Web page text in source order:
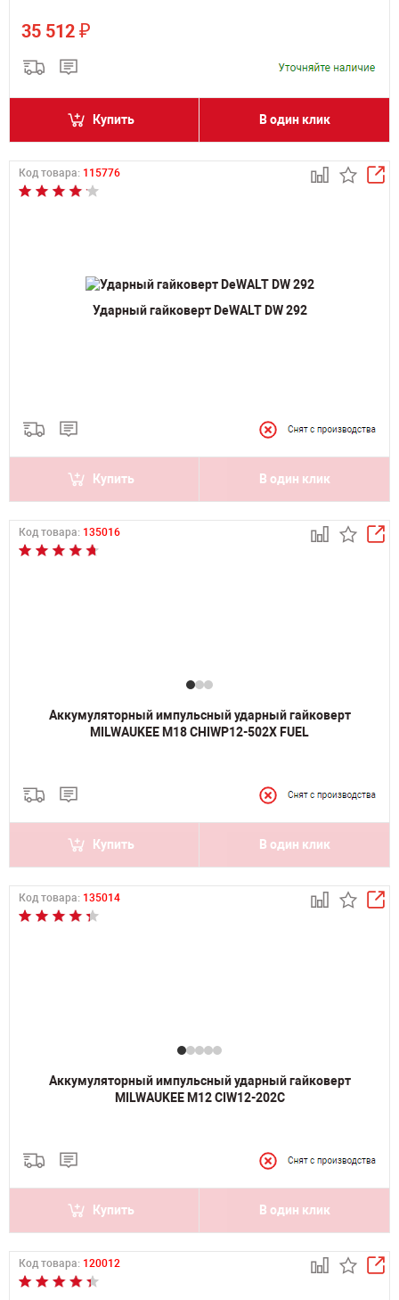
35 512 ₽
Купить В один клик
Код товара: 115776
Ударный гайковерт DeWALT DW 292
Купить В один клик
Код товара: 135016
Аккумуляторный импульсный ударный гайковерт
MILWAUKEE M18 CHIWP12-502X FUEL
Купить В один клик
Код товара: 135014
Аккумуляторный импульсный ударный гайковерт
MILWAUKEE M12 CIW12-202C
Купить В один клик
Код товара: 120012